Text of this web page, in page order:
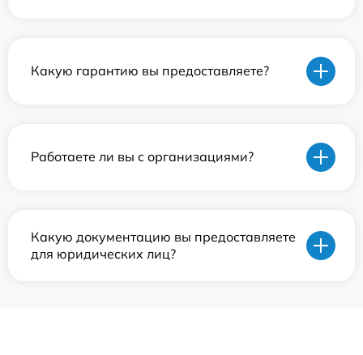
Какую гарантию вы предоставляете?
Работаете ли вы с организациями?
Какую документацию вы предоставляете
для юридических лиц?